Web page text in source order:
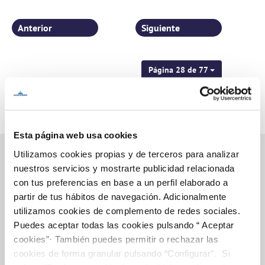
Esta página web usa cookies
Utilizamos cookies propias y de terceros para analizar
nuestros servicios y mostrarte publicidad relacionada
con tus preferencias en base a un perfil elaborado a
partir de tus hábitos de navegación. Adicionalmente
utilizamos cookies de complemento de redes sociales.
Puedes aceptar todas las cookies pulsando “ Aceptar
cookies”· También puedes permitir o rechazar las
cookies de forma granular pulsando “Configurar”. Si
Página 28 de 77
Anterior Siguiente
Inicio
Gestiones Online